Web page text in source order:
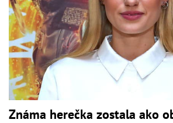
Známa herečka zostala ako